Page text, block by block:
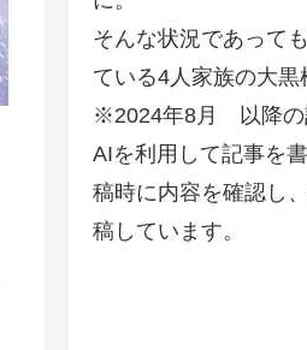
そんな状況であって
ている4人家族の大黒
※2024年8月 以降の
AIを利用して記事を
稿時に内容を確認し
稿しています。